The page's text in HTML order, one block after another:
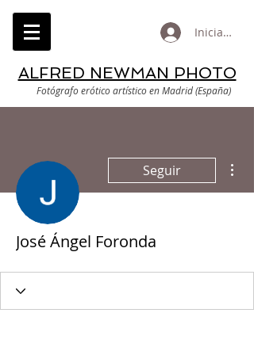
Iniciar
ALFRED NEWMAN PHOTO
Fotógrafo erótico artístico en Madrid (España)
Seguir
José Ángel Foronda